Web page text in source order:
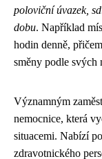
poloviční úvazek,
dobu. Například
hodin denně,
směny podle svých
Významným
nemocnice, která
situacemi. Nabízí
zdravotnického